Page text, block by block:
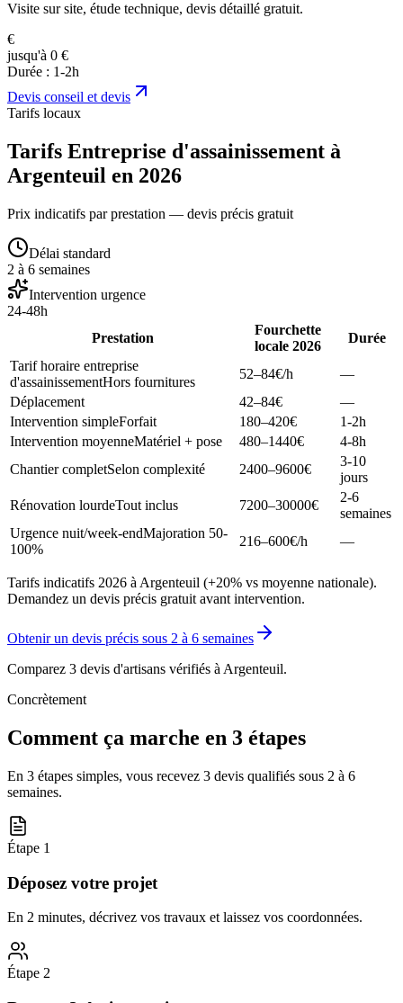
Visite sur site, étude technique, devis détaillé gratuit.
€
jusqu'à 0 €
Durée : 1-2h
Devis conseil et devis
Tarifs locaux
Tarifs Entreprise d'assainissement à
Argenteuil en 2026
Prix indicatifs par prestation — devis précis gratuit
Délai standard
2 à 6 semaines
Intervention urgence
24-48h
Prestation
Fourchette
locale 2026
Durée
Tarif horaire entreprise
d'assainissementHors fournitures
52–84€/h
—
Déplacement
42–84€
—
Intervention simpleForfait 180–420€
1-2h
Intervention moyenneMatériel + pose 480–1440€
4-8h
Chantier completSelon complexité 2400–9600€
3-10
jours
Rénovation lourdeTout inclus 7200–30000€
2-6
semaines
Urgence nuit/week-endMajoration 50-
100%
216–600€/h —
Tarifs indicatifs 2026 à Argenteuil (+20% vs moyenne nationale).
Demandez un devis précis gratuit avant intervention.
Obtenir un devis précis sous 2 à 6 semaines
Comparez 3 devis d'artisans vérifiés à Argenteuil.
Concrètement
Comment ça marche en 3 étapes
En 3 étapes simples, vous recevez 3 devis qualifiés sous 2 à 6
semaines.
Étape 1
Déposez votre projet
En 2 minutes, décrivez vos travaux et laissez vos coordonnées.
Étape 2